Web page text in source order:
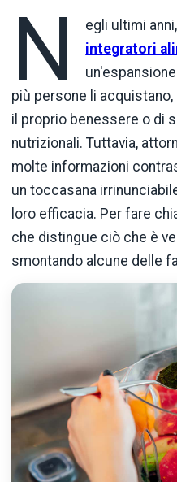
N
egli ultimi
integratori
più persone li
il proprio benessere o di
nutrizionali. Tuttavia,
molte informazioni
un toccasana
loro efficacia. Per fare
che distingue ciò che è
smontando alcune delle